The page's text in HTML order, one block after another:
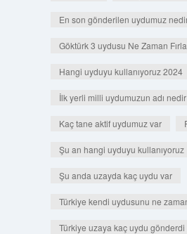
En son gönderilen uydumuz
Göktürk 3 uydusu Ne Zaman
Hangi uyduyu kullanıyoruz 2024
İlk yerli milli uydumuzun adı nedir
Kaç tane aktif uydumuz var
Şu an hangi uyduyu kullanıyoruz
Şu anda uzayda kaç uydu var
Türkiye kendi uydusunu ne
Türkiye uzaya kaç uydu gönderdi